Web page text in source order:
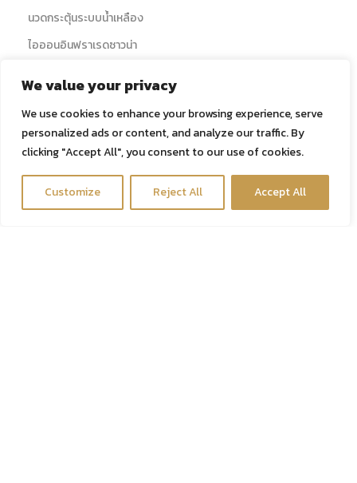
We value your privacy
We use cookies to enhance your browsing experience, serve
personalized ads or content, and analyze our traffic. By
clicking "Accept All", you consent to our use of cookies.
Customize Reject All Accept All
นวดกระตุ้นระบบน้ำเหลือง
ไอออนอินฟราเรดซาวน่า
ดริปวิตามิน
คีเลชั่นบำบัด ล้างพิษหลอดเลือด
Energy Booster
› ดูบริการทั้งหมด
Contact us